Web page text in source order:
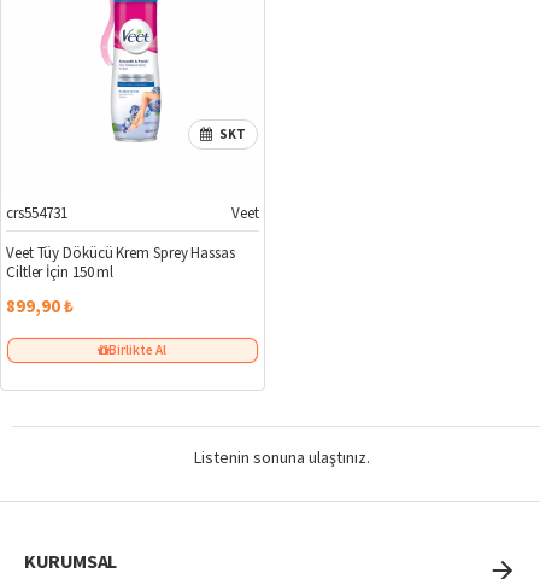
SKT
crs554731
Veet
Veet Tüy Dökücü Krem Sprey Hassas
Ciltler İçin 150 ml
899,90 ₺
Birlikte Al
Listenin sonuna ulaştınız.
KURUMSAL